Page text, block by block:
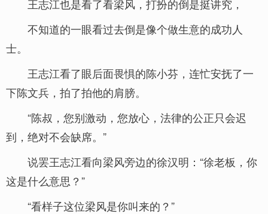
王志江也是看了看梁风，打扮的倒是挺讲究，
不知道的一眼看过去倒是像个做生意的成功人
士。
王志江看了眼后面畏惧的陈小芬，连忙安抚了一
下陈文兵，拍了拍他的肩膀。
“陈叔，您别激动，您放心，法律的公正只会迟
到，绝对不会缺席。”
说罢王志江看向梁风旁边的徐汉明：“徐老板，你
这是什么意思？”
“看样子这位梁风是你叫来的？”